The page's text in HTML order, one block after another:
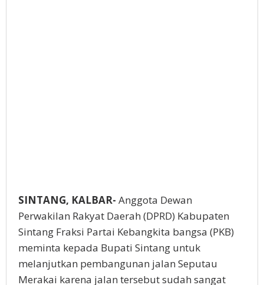
SINTANG, KALBAR- Anggota Dewan
Perwakilan Rakyat Daerah (DPRD) Kabupaten
Sintang Fraksi Partai Kebangkita bangsa (PKB)
meminta kepada Bupati Sintang untuk
melanjutkan pembangunan jalan Seputau
Merakai karena jalan tersebut sudah sangat